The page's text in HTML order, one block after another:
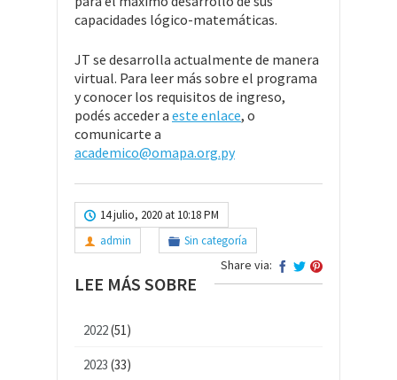
capacidades lógico-matemáticas.
JT se desarrolla actualmente de manera
virtual. Para leer más sobre el programa
y conocer los requisitos de ingreso,
podés acceder a este enlace, o
comunicarte a
academico@omapa.org.py
14 julio, 2020 at 10:18 PM
admin
Sin categoría
Share via:
LEE MÁS SOBRE
2022(51)
2023 (33)